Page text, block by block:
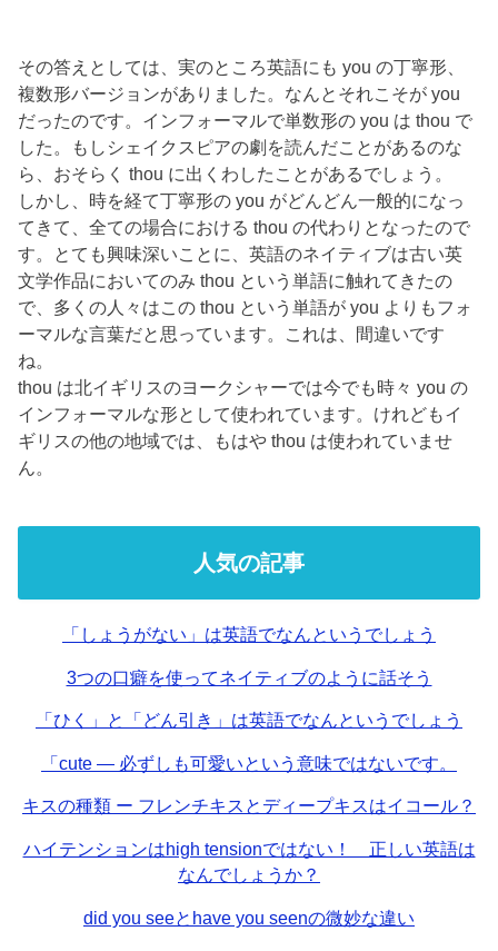
その答えとしては、実のところ英語にも you の丁寧形、
複数形バージョンがありました。なんとそれこそが you
だったのです。インフォーマルで単数形の you は thou で
した。もしシェイクスピアの劇を読んだことがあるのな
ら、おそらく thou に出くわしたことがあるでしょう。
しかし、時を経て丁寧形の you がどんどん一般的になっ
てきて、全ての場合における thou の代わりとなったので
す。とても興味深いことに、英語のネイティブは古い英
文学作品においてのみ thou という単語に触れてきたの
で、多くの人々はこの thou という単語が you よりもフォ
ーマルな言葉だと思っています。これは、間違いです
ね。
thou は北イギリスのヨークシャーでは今でも時々 you の
インフォーマルな形として使われています。けれどもイ
ギリスの他の地域では、もはや thou は使われていませ
ん。
人気の記事
「しょうがない」は英語でなんというでしょう
3つの口癖を使ってネイティブのように話そう
「ひく」と「どん引き」は英語でなんというでしょう
「cute — 必ずしも可愛いという意味ではないです。
キスの種類 ー フレンチキスとディープキスはイコール？
ハイテンションはhigh tensionではない！ 正しい英語は
なんでしょうか？
did you seeとhave you seenの微妙な違い